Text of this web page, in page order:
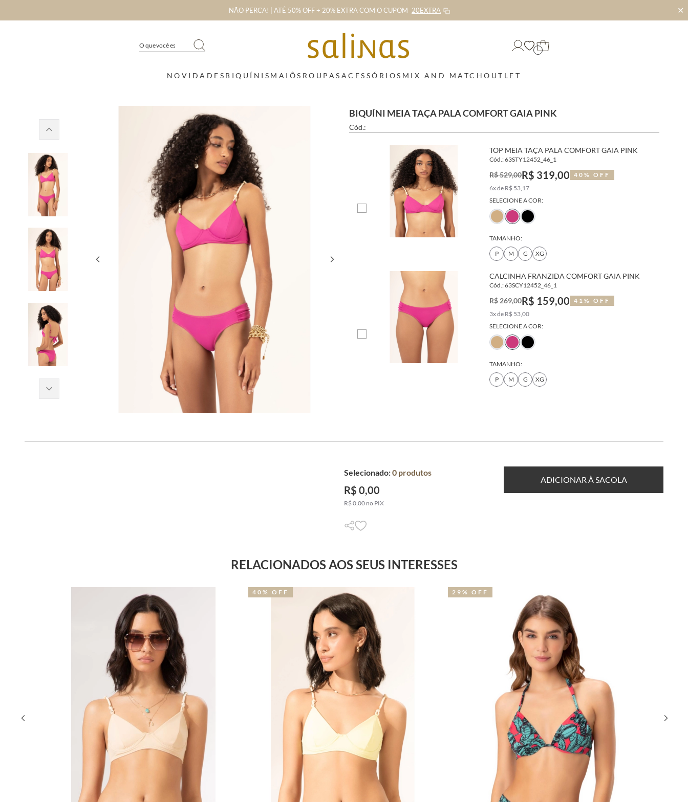
NÃO PERCA! | ATÉ 50% OFF + 20% EXTRA COM O CUPOM 20EXTRA ✕
NOVIDADES BIQUÍNIS MAIÔS ROUPAS ACESSÓRIOS MIX AND MATCHOUTLET
BIQUÍNI MEIA TAÇA PALA COMFORT GAIA PINK
Cód.:
TOP MEIA TAÇA PALA COMFORT GAIA PINK
Cód.: 63STY12452_46_1
R$ 529,00R$ 319,00
40% OFF
6x de R$ 53,17
SELECIONE A COR:
TAMANHO:
P
M G XG
CALCINHA FRANZIDA COMFORT GAIA PINK
Cód.: 63SCY12452_46_1
R$ 269,00R$ 159,00
41% OFF
3x de R$ 53,00
SELECIONE A COR:
TAMANHO:
P
M G XG
Selecionado:0 produtos
R$ 0,00
R$ 0,00 no PIX
ADICIONAR À SACOLA
RELACIONADOS AOS SEUS INTERESSES
40% OFF 29% OFF